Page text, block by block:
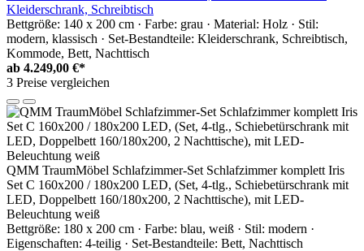
Kleiderschrank, Schreibtisch
Bettgröße: 140 x 200 cm · Farbe: grau · Material: Holz · Stil:
modern, klassisch · Set-Bestandteile: Kleiderschrank, Schreibtisch,
Kommode, Bett, Nachttisch
ab 4.249,00 €*
3 Preise vergleichen
QMM TraumMöbel Schlafzimmer-Set Schlafzimmer komplett Iris
Set C 160x200 / 180x200 LED, (Set, 4-tlg., Schiebetürschrank mit
LED, Doppelbett 160/180x200, 2 Nachttische), mit LED-
Beleuchtung weiß
Bettgröße: 180 x 200 cm · Farbe: blau, weiß · Stil: modern ·
Eigenschaften: 4-teilig · Set-Bestandteile: Bett, Nachttisch